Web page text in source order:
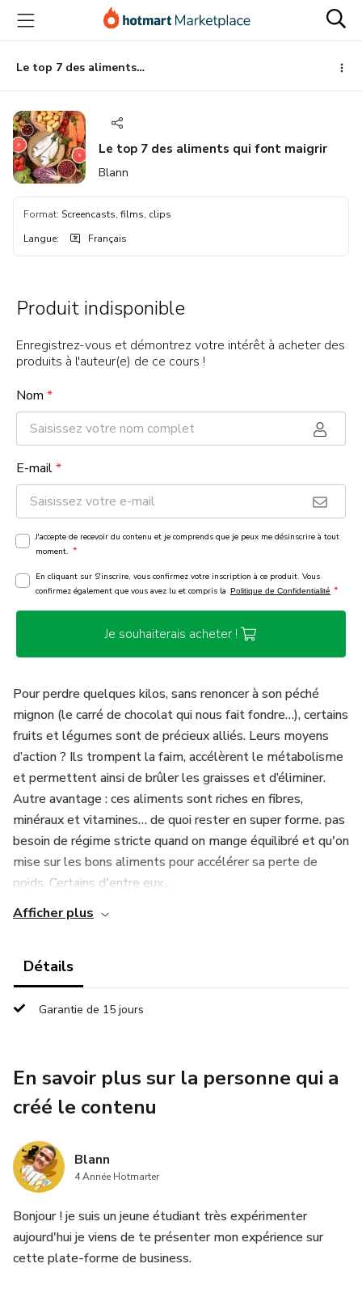
vers
contenu
principal
vers
bas
de
Le top 7 des aliments qui font maigrir
Le top 7 des aliments qui font maigrir
Blann
Format: Screencasts, films, clips
Langue: Français
Produit indisponible
Enregistrez-vous et démontrez votre intérêt à acheter des
produits à l'auteur(e) de ce cours !
Nom *
E-mail*
J'accepte de recevoir du contenu et je comprends que je peux me désinscrire à tout
moment. *
En cliquant sur S'inscrire, vous confirmez votre inscription à ce produit. Vous
confirmez également que vous avez lu et compris la Politique de Confidentialité *
Je souhaiterais acheter !
Pour perdre quelques kilos, sans renoncer à son péché
mignon (le carré de chocolat qui nous fait fondre…), certains
fruits et légumes sont de précieux alliés. Leurs moyens
d’action ? Ils trompent la faim, accélèrent le métabolisme
et permettent ainsi de brûler les graisses et d’éliminer.
Autre avantage : ces aliments sont riches en fibres,
minéraux et vitamines… de quoi rester en super forme. pas
besoin de régime stricte quand on mange équilibré et qu'on
mise sur les bons aliments pour accélérer sa perte de
poids. Certains d'entre eux...
Afficher plus
Détails
Garantie de 15 jours
En savoir plus sur la personne qui a
créé le contenu
Blann
4 Année Hotmarter
Bonjour ! je suis un jeune étudiant très expérimenter
aujourd'hui je viens de te présenter mon expérience sur
cette plate-forme de business.